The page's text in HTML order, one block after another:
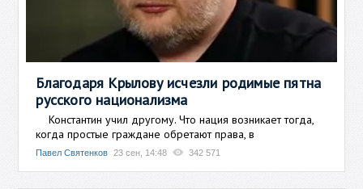
Благодаря Крылову исчезли родимые пятна
русского национализма
Константин учил другому. Что нация возникает тогда,
когда простые граждане обретают права, в
Павел Святенков 23 сен, 14:48 342 571